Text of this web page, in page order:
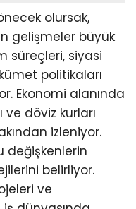
olursak,
gelişmeler büyük
süreçleri, siyasi
politikaları
Ekonomi alanında
ve döviz kurları
izleniyor.
değişkenlerin
belirliyor.
ve